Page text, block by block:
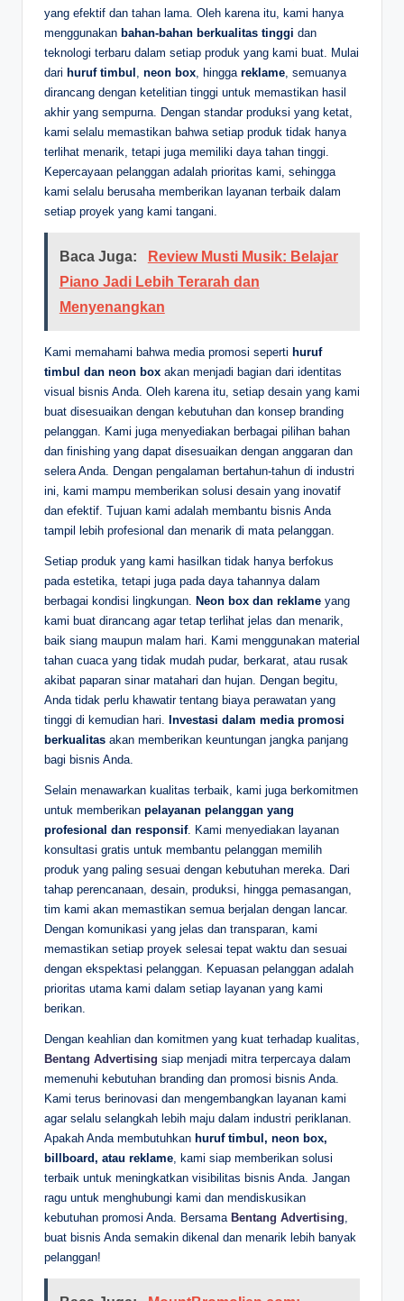
yang efektif dan tahan lama. Oleh karena itu, kami hanya
menggunakan bahan-bahan berkualitas tinggi dan
teknologi terbaru dalam setiap produk yang kami buat. Mulai
dari huruf timbul neon box , hingga reklame , semuanya
dirancang dengan ketelitian tinggi untuk memastikan hasil
akhir yang sempurna. Dengan standar produksi yang ketat,
kami selalu memastikan bahwa setiap produk tidak hanya
terlihat menarik, tetapi juga memiliki daya tahan tinggi.
Kepercayaan pelanggan adalah prioritas kami, sehingga
kami selalu berusaha memberikan layanan terbaik dalam
setiap proyek yang kami tangani.
Baca Juga:
Review Musti Musik: Belajar
Piano Jadi Lebih Terarah dan
Menyenangkan
Kami memahami bahwa media promosi seperti huruf
timbul dan neon box akan menjadi bagian dari identitas
visual bisnis Anda. Oleh karena itu, setiap desain yang kami
buat disesuaikan dengan kebutuhan dan konsep branding
pelanggan. Kami juga menyediakan berbagai pilihan bahan
dan finishing yang dapat disesuaikan dengan anggaran dan
selera Anda. Dengan pengalaman bertahun-tahun di industri
ini, kami mampu memberikan solusi desain yang inovatif
dan efektif. Tujuan kami adalah membantu bisnis Anda
tampil lebih profesional dan menarik di mata pelanggan.
Setiap produk yang kami hasilkan tidak hanya berfokus
pada estetika, tetapi juga pada daya tahannya dalam
berbagai kondisi lingkungan. Neon box dan reklame yang
kami buat dirancang agar tetap terlihat jelas dan menarik,
baik siang maupun malam hari. Kami menggunakan material
tahan cuaca yang tidak mudah pudar, berkarat, atau rusak
akibat paparan sinar matahari dan hujan. Dengan begitu,
Anda tidak perlu khawatir tentang biaya perawatan yang
tinggi di kemudian hari. Investasi dalam media promosi
berkualitas akan memberikan keuntungan jangka panjang
bagi bisnis Anda.
Selain menawarkan kualitas terbaik, kami juga berkomitmen
untuk memberikan pelayanan pelanggan yang
profesional dan responsif. Kami menyediakan layanan
konsultasi gratis untuk membantu pelanggan memilih
produk yang paling sesuai dengan kebutuhan mereka. Dari
tahap perencanaan, desain, produksi, hingga pemasangan,
tim kami akan memastikan semua berjalan dengan lancar.
Dengan komunikasi yang jelas dan transparan, kami
memastikan setiap proyek selesai tepat waktu dan sesuai
dengan ekspektasi pelanggan. Kepuasan pelanggan adalah
prioritas utama kami dalam setiap layanan yang kami
berikan.
Dengan keahlian dan komitmen yang kuat terhadap kualitas,
Bentang Advertising siap menjadi mitra terpercaya dalam
memenuhi kebutuhan branding dan promosi bisnis Anda.
Kami terus berinovasi dan mengembangkan layanan kami
agar selalu selangkah lebih maju dalam industri periklanan.
Apakah Anda membutuhkan huruf timbul, neon box,
billboard, atau reklame, kami siap memberikan solusi
terbaik untuk meningkatkan visibilitas bisnis Anda. Jangan
ragu untuk menghubungi kami dan mendiskusikan
kebutuhan promosi Anda. Bersama Bentang Advertising,
buat bisnis Anda semakin dikenal dan menarik lebih banyak
pelanggan!